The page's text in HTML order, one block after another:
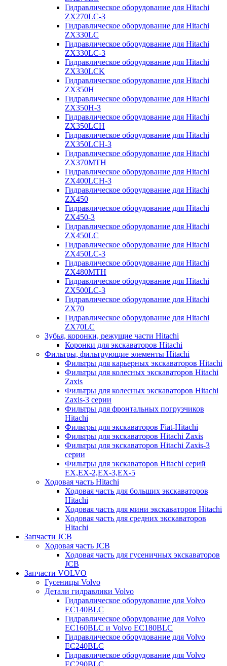
Гидравлическое оборудование для Hitachi
ZX270LC-3
Гидравлическое оборудование для Hitachi
ZX330LC
Гидравлическое оборудование для Hitachi
ZX330LC-3
Гидравлическое оборудование для Hitachi
ZX330LCK
Гидравлическое оборудование для Hitachi
ZX350H
Гидравлическое оборудование для Hitachi
ZX350H-3
Гидравлическое оборудование для Hitachi
ZX350LCH
Гидравлическое оборудование для Hitachi
ZX350LCH-3
Гидравлическое оборудование для Hitachi
ZX370MTH
Гидравлическое оборудование для Hitachi
ZX400LCH-3
Гидравлическое оборудование для Hitachi
ZX450
Гидравлическое оборудование для Hitachi
ZX450-3
Гидравлическое оборудование для Hitachi
ZX450LC
Гидравлическое оборудование для Hitachi
ZX450LC-3
Гидравлическое оборудование для Hitachi
ZX480MTH
Гидравлическое оборудование для Hitachi
ZX500LC-3
Гидравлическое оборудование для Hitachi
ZX70
Гидравлическое оборудование для Hitachi
ZX70LC
Зубья, коронки, режущие части Hitachi
Коронки для экскаваторов Hitachi
Фильтры, фильтрующие элементы Hitachi
Фильтры для карьерных экскаваторов Hitachi
Фильтры для колесных экскаваторов Hitachi
Zaxis
Фильтры для колесных экскаваторов Hitachi
Zaxis-3 серии
Фильтры для фронтальных погрузчиков
Hitachi
Фильтры для экскаваторов Fiat-Hitachi
Фильтры для экскаваторов Hitachi Zaxis
Фильтры для экскаваторов Hitachi Zaxis-3
серии
Фильтры для экскаваторов Hitachi серий
EX,EX-2,EX-3,EX-5
Ходовая часть Hitachi
Ходовая часть для больших экскаваторов
Hitachi
Ходовая часть для мини экскаваторов Hitachi
Ходовая часть для средних экскаваторов
Hitachi
Запчасти JCB
Ходовая часть JCB
Ходовая часть для гусеничных экскаваторов
JCB
Запчасти VOLVO
Гусеницы Volvo
Детали гидравлики Volvo
Гидравлическое оборудование для Volvo
EC140BLC
Гидравлическое оборудование для Volvo
EC160BLC и Volvo EC180BLC
Гидравлическое оборудование для Volvo
EC240BLC
Гидравлическое оборудование для Volvo
EC290BLC